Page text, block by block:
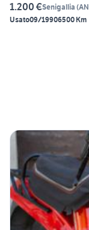
1.200 €Senigallia (AN
Usato09/19906500 Km